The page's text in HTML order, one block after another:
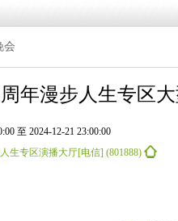
会
年漫步人生专区
至 2024-12-21 23:00:00
生专区演播大厅[电信] (801888)